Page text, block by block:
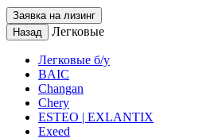
Заявка на лизинг
Назад
Легковые
Легковые б/у
BAIC
Changan
Chery
ESTEO | EXLANTIX
Exeed